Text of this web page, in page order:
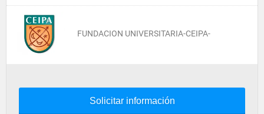
FUNDACION UNIVERSITARIA-CEIPA-
Solicitar información